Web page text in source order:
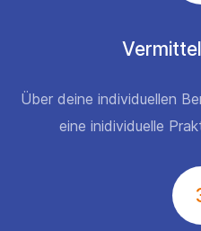
Über deine individuellen
eine inidividuelle